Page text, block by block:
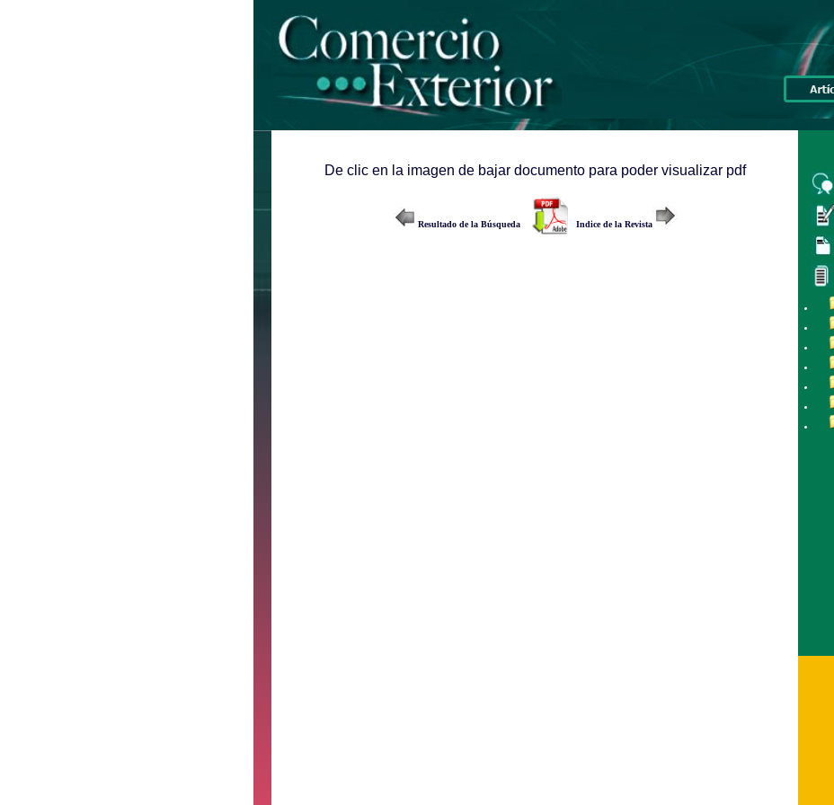
De clic en la imagen de bajar documento para poder visualizar pdf
Resultado de la Búsqueda Indice de la Revista